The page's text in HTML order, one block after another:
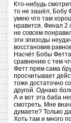
Кто-нибудь
то не зашёл, Бобу
умею что там
нравится. Финал 2
не совсем
эти эпизоды
восстановив
Насчёт Бобы
сравнению с тем
Фетт прям сама
просчитывает
тоже достаточно
другой. Однако
А и вот эта баба
смотреть. Мне
думаете? Только
Хоть там и много